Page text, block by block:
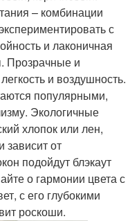
– комбинации
с
и лаконичная
Прозрачные и
и воздушность.
популярными,
Экологичные
хлопок или лен,
от
подойдут блэкаут
о гармонии цвета с
с его глубокими
роскоши.